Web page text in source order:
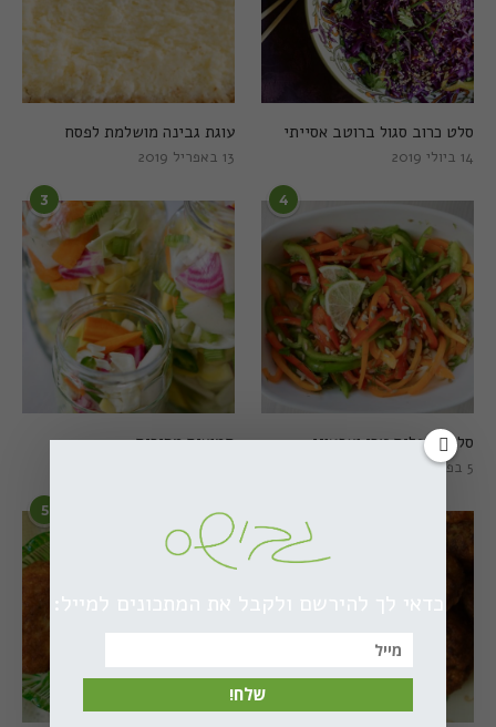
עוגת גבינה מושלמת לפסח
13 באפריל 2019
סלט כרוב סגול ברוטב אסייתי
14 ביולי 2019
3
חמוצים מהירים
4
סלט פלפלים טרי וצבעוני
5 בפברואר 2021
5
כדאי לך להירשם ולקבל את המתכונים למייל:
שלח!